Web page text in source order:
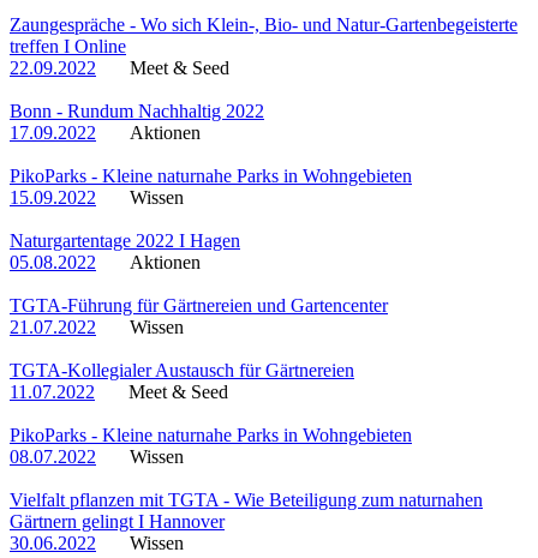
Zaungespräche - Wo sich Klein-, Bio- und Natur-Gartenbegeisterte
treffen I Online
22.09.2022
Meet & Seed
Bonn - Rundum Nachhaltig 2022
17.09.2022
Aktionen
PikoParks - Kleine naturnahe Parks in Wohngebieten
15.09.2022
Wissen
Naturgartentage 2022 I Hagen
05.08.2022
Aktionen
TGTA-Führung für Gärtnereien und Gartencenter
21.07.2022
Wissen
TGTA-Kollegialer Austausch für Gärtnereien
11.07.2022
Meet & Seed
PikoParks - Kleine naturnahe Parks in Wohngebieten
08.07.2022
Wissen
Vielfalt pflanzen mit TGTA - Wie Beteiligung zum naturnahen
Gärtnern gelingt I Hannover
30.06.2022
Wissen